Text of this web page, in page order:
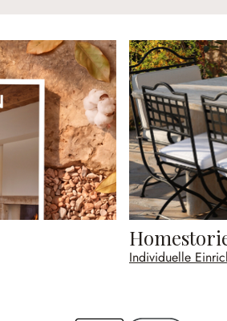
Individuelle